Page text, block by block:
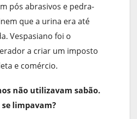
pós abrasivos e pedra-
que a urina era até
Vespasiano foi o
a criar um imposto
e comércio.
não utilizavam sabão.
limpavam?